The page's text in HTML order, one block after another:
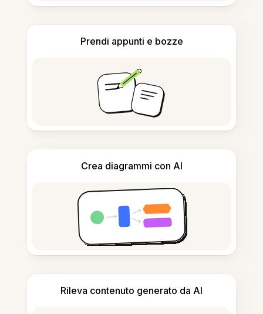
Prendi appunti e bozze
Crea diagrammi con AI
Rileva contenuto generato da AI